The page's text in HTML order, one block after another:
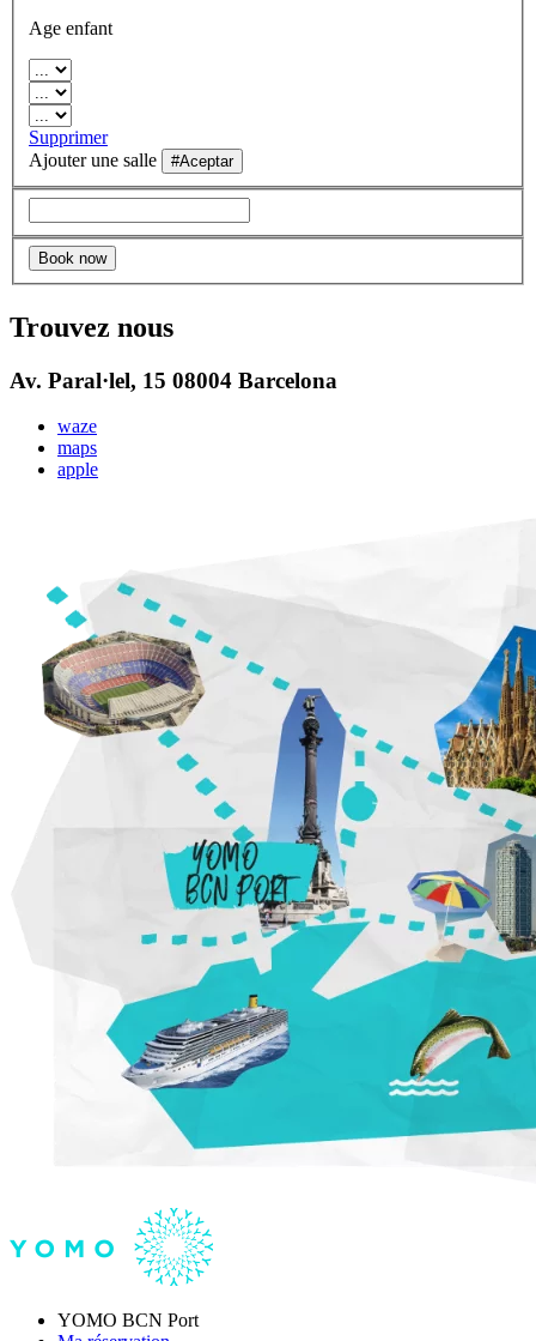
Age enfant
Supprimer
Ajouter une salle
Trouvez nous
Av. Paral·lel, 15 08004 Barcelona
waze
maps
apple
YOMO BCN Port